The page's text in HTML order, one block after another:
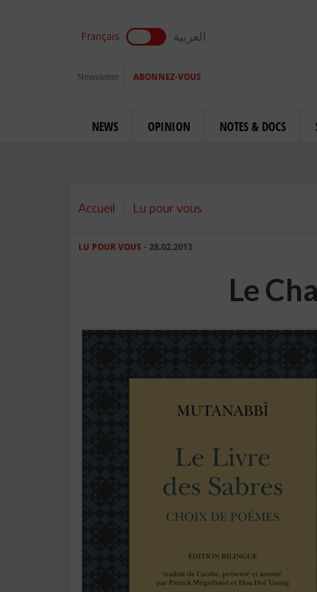
Français العربية
Newsletter ABONNEZ-VOUS
NEWS OPINION NOTES & DOCS
Accueil Lu pour vous
LU POUR VOUS - 28.02.2013
Le